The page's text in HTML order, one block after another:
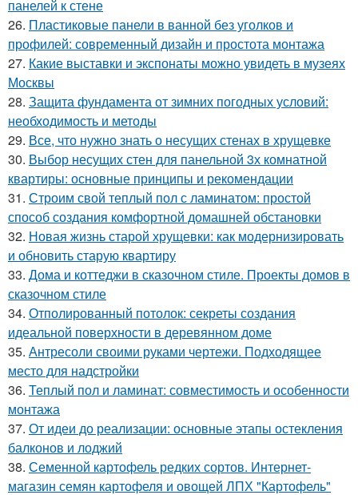
панелей к стене
26. Пластиковые панели в ванной без уголков и
профилей: современный дизайн и простота монтажа
27. Какие выставки и экспонаты можно увидеть в музеях
Москвы
28. Защита фундамента от зимних погодных условий:
необходимость и методы
29. Все, что нужно знать о несущих стенах в хрущевке
30. Выбор несущих стен для панельной 3х комнатной
квартиры: основные принципы и рекомендации
31. Строим свой теплый пол с ламинатом: простой
способ создания комфортной домашней обстановки
32. Новая жизнь старой хрущевки: как модернизировать
и обновить старую квартиру
33. Дома и коттеджи в сказочном стиле. Проекты домов в
сказочном стиле
34. Отполированный потолок: секреты создания
идеальной поверхности в деревянном доме
35. Антресоли своими руками чертежи. Подходящее
место для надстройки
36. Теплый пол и ламинат: совместимость и особенности
монтажа
37. От идеи до реализации: основные этапы остекления
балконов и лоджий
38. Семенной картофель редких сортов. Интернет-
магазин семян картофеля и овощей ЛПХ "Картофель"